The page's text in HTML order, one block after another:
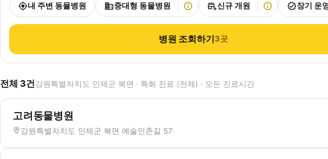
내 주변 동물병원 중대형 동물병원 신규 개원 장기 운
병원 조회하기3곳
전체 3건강원특별자치도 인제군 북면 · 특화 진료 (전체) · 모든 진료시간
고려동물병원
강원특별자치도 인제군 북면 예술인촌길 57